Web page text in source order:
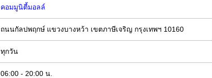
คอมมูนิตี้มอลล์
ถนนกัลปพฤกษ์ แขวงบางหว้า เขตภาษีเจริญ กรุงเทพฯ 10160
ทุกวัน
06:00 - 20:00 น.